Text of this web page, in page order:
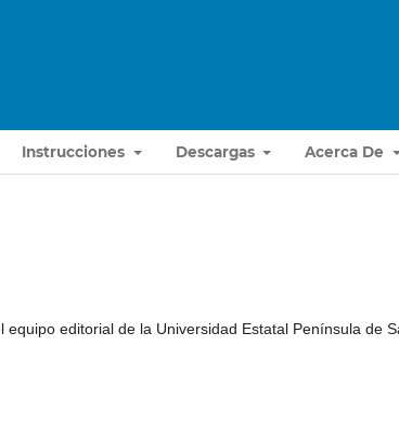
Instrucciones Descargas Acerca De
editorial de la Universidad Estatal Península de